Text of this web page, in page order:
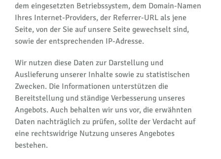
dem eingesetzten Betriebssystem, dem Domain-Namen
Ihres Internet-Providers, der Referrer-URL als jene
Seite, von der Sie auf unsere Seite gewechselt sind,
sowie der entsprechenden IP-Adresse.
Wir nutzen diese Daten zur Darstellung und
Auslieferung unserer Inhalte sowie zu statistischen
Zwecken. Die Informationen unterstützen die
Bereitstellung und ständige Verbesserung unseres
Angebots. Auch behalten wir uns vor, die erwähnten
Daten nachträglich zu prüfen, sollte der Verdacht auf
eine rechtswidrige Nutzung unseres Angebotes
bestehen.